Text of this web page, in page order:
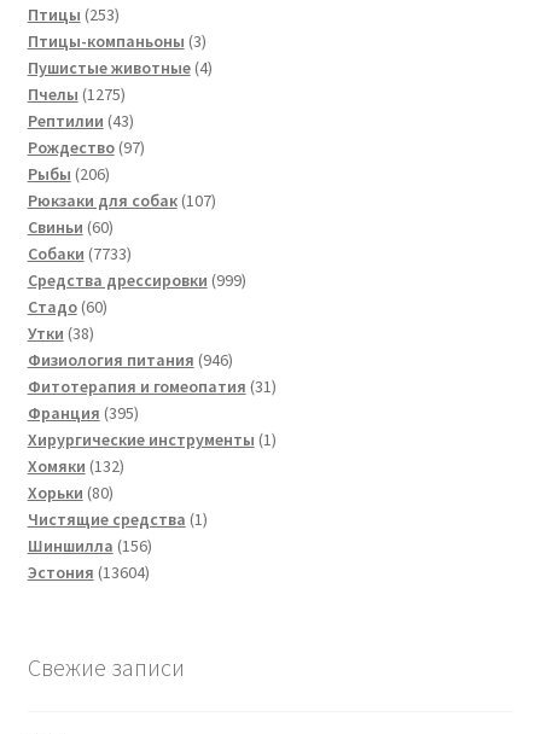
товаров
Птицы 253253
товара
Птицы-компаньоны 33
товара
Пушистые животные 44
Пчелы 12751275
товаров
Рептилии 4343
товара
Рождество 9797
Рыбы 206206
товаров
Рюкзаки для собак 107107
Свиньи 6060
товаров
Собаки 77337733
товара
Средства дрессировки 999999
Стадо 6060
Утки 3838
товаров
Физиология питания 946946
товаров
Фитотерапия и гомеопатия 3131
Франция 395395
товаров
Хирургические инструменты 11
Хомяки 132132
Хорьки 8080
товаров
Чистящие средства 11
Шиншилла 156156
товаров
Эстония 1360413604
Свежие записи